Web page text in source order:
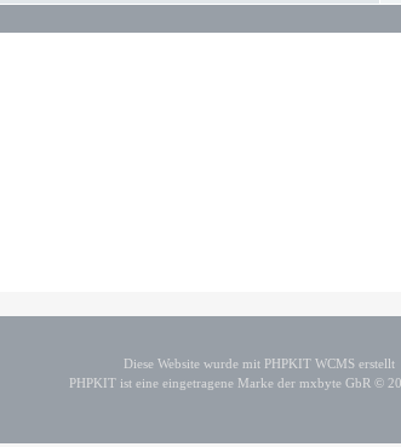
Diese Website wurde mit PHPKIT WCMS erstellt
PHPKIT ist eine eingetragene Marke der mxbyte GbR ©